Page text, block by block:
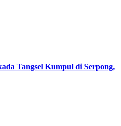
Tangsel Kumpul di Serpong,